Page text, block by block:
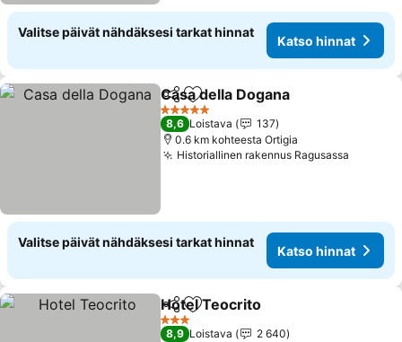
Valitse päivät nähdäksesi tarkat hinnat
Katso hinnat
Jaa Lisää suosikkeihin
Casa della Dogana
5 Tähtiluokitus
8,6 Loistava
137
0.6 km kohteesta Ortigia
Historiallinen rakennus Ragusassa
Valitse päivät nähdäksesi tarkat hinnat
Katso hinnat
Jaa Lisää suosikkeihin
Hotel Teocrito
3 Tähtiluokitus
8,9 Loistava
2 640